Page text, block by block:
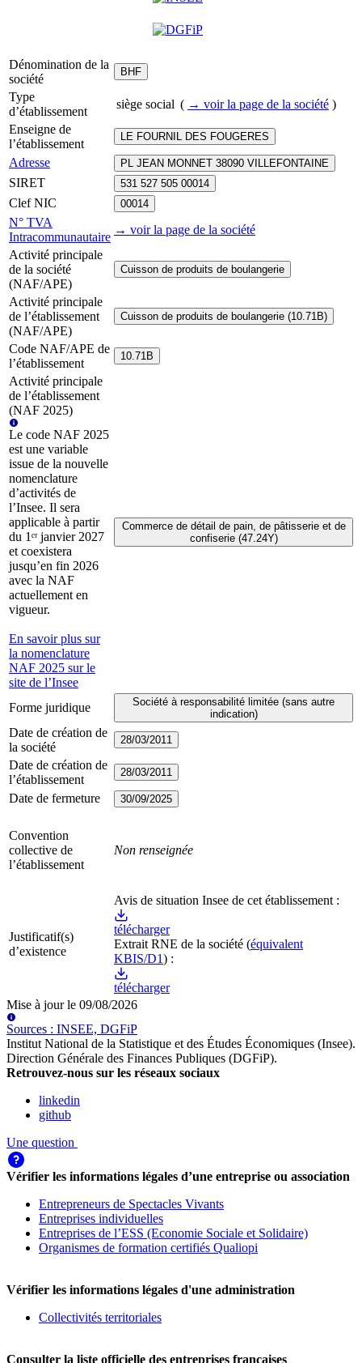
Dénomination de la
société
BHF
Type
d’établissement
siège social ( → voir la page de la société )
Enseigne de
l’établissement
LE FOURNIL DES FOUGERES
Adresse PL JEAN MONNET 38090 VILLEFONTAINE
SIRET 531 527 505 00014
Clef NIC 00014
N° TVA
Intracommunautaire
→ voir la page de la société
Activité principale
de la société
(NAF/APE)
Cuisson de produits de boulangerie
Activité principale
de l’établissement
(NAF/APE)
Cuisson de produits de boulangerie (10.71B)
Code NAF/APE de
l’établissement
10.71B
Activité principale
de l’établissement
(NAF 2025)
Le code NAF 2025
est une variable
issue de la nouvelle
nomenclature
d’activités de
l’Insee. Il sera
applicable à partir
du 1ᵉʳ janvier 2027
et coexistera
jusqu’en fin 2026
avec la NAF
actuellement en
vigueur.
En savoir plus sur
la nomenclature
NAF 2025 sur le
site de l’Insee
Commerce de détail de pain, de pâtisserie et de
confiserie (47.24Y)
Forme juridique
Société à responsabilité limitée (sans autre
indication)
Date de création de
la société
28/03/2011
Date de création de
l’établissement
28/03/2011
Date de fermeture 30/09/2025
Convention
collective de
l’établissement
Non renseignée
Justificatif(s)
d’existence
Avis de situation Insee de cet établissement :
télécharger
Extrait RNE de la société (équivalent
KBIS/D1) :
télécharger
Mise à jour le 09/08/2026
Sources : INSEE, DGFiP
Institut National de la Statistique et des Études Économiques (Insee).
Direction Générale des Finances Publiques (DGFiP).
Retrouvez-nous sur les réseaux sociaux
linkedin
github
Une question
Vérifier les informations légales d’une entreprise ou association
Entrepreneurs de Spectacles Vivants
Entreprises individuelles
Entreprises de l’ESS (Economie Sociale et Solidaire)
Organismes de formation certifiés Qualiopi
Vérifier les informations légales d'une administration
Collectivités territoriales
Consulter la liste officielle des entreprises françaises